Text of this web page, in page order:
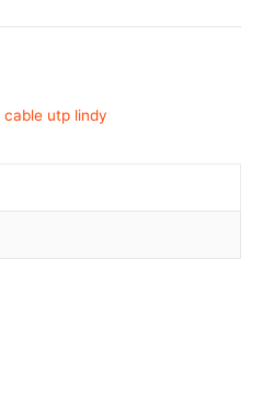
cable utp lindy